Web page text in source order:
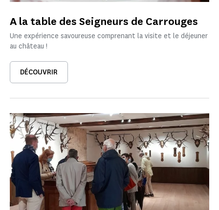
A la table des Seigneurs de Carrouges
Une expérience savoureuse comprenant la visite et le déjeuner
au château !
DÉCOUVRIR